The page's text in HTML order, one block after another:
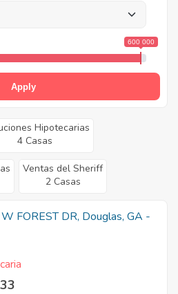
600 000
Apply
Hipotecarias
4 Casas
Ventas del Sheriff
2 Casas